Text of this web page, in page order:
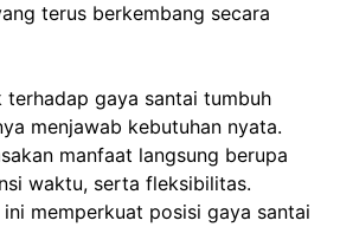
terus berkembang secara
terhadap gaya santai tumbuh
menjawab kebutuhan nyata.
manfaat langsung berupa
waktu, serta fleksibilitas.
memperkuat posisi gaya santai